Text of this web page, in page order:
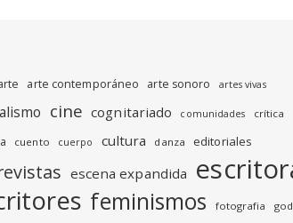
arte contemporáneo arte sonoro artes vivas
cine cognitariado comunidades crítica
cuento cuerpo cultura danza editoriales
escena expandida
feminismos fotografia